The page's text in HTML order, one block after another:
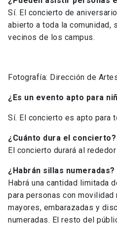
Sí. El concierto de
abierto a toda la comunidad,
vecinos de los campus.
Fotografía: Dirección de
¿Es un evento apto para
Sí. El concierto es apto para
¿Cuánto dura el concierto?
El concierto durará al
¿Habrán sillas numeradas?
Habrá una cantidad limitada
para personas con movilidad
mayores, embarazadas y
numeradas. El resto del